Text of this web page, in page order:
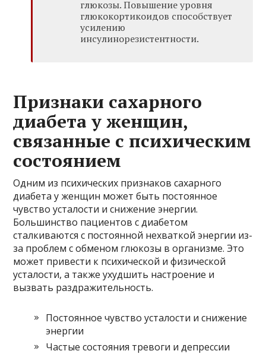
глюкозы. Повышение уровня
глюкокортикоидов способствует
усилению
инсулинорезистентности.
Признаки сахарного
диабета у женщин,
связанные с психическим
состоянием
Одним из психических признаков сахарного
диабета у женщин может быть постоянное
чувство усталости и снижение энергии.
Большинство пациентов с диабетом
сталкиваются с постоянной нехваткой энергии из-
за проблем с обменом глюкозы в организме. Это
может привести к психической и физической
усталости, а также ухудшить настроение и
вызвать раздражительность.
Постоянное чувство усталости и снижение
энергии
Частые состояния тревоги и депрессии